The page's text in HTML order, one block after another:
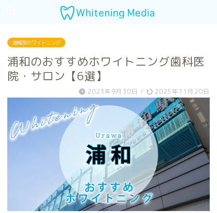
地域別ホワイトニング
浦和のおすすめホワイトニング歯科医
院・サロン【6選】
2023年9月30日 / 2025年11月20日